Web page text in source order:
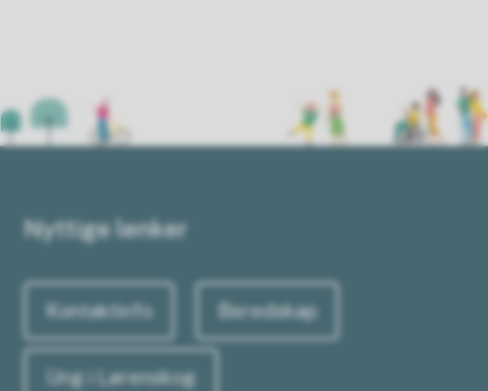
Nyttige lenker
Kontaktinfo Beredskap
Ung i Lørenskog